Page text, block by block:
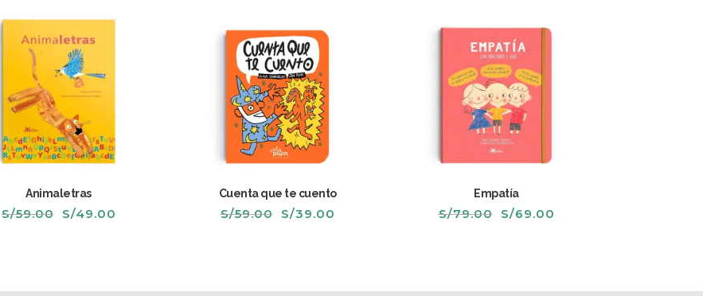
Animaletras
S/59.00 El
S/49.00
Cuenta que te cuento
S/59.00 El
S/39.00
Empatía
S/79.00 El
S/69.00